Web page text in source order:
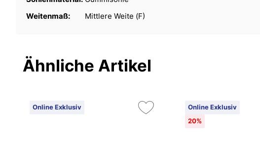
Weitenmaß:
Mittlere Weite (F)
Ähnliche Artikel
Online Exklusiv
Online Exklusiv
20%